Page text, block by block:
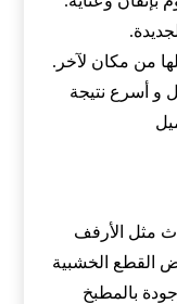
من مكان لآخر.
و أسرع نتيجة
مثل الأرفف
القطع الخشبية
بالمطبخ